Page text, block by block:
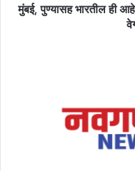
जात
मुंबई, पुण्यासह भारतील ही